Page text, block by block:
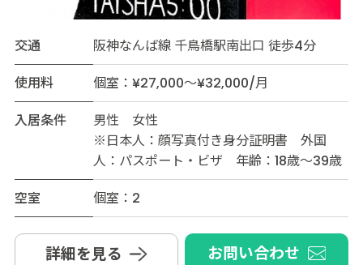
交通
阪神なんば線 千鳥橋駅南出口 徒歩4分
使用料
個室：¥27,000～¥32,000/月
入居条件
男性 女性
※日本人：顔写真付き身分証明書 外国
人：パスポート・ビザ 年齢：18歳～39歳
空室
個室：2
詳細を見る お問い合わせ